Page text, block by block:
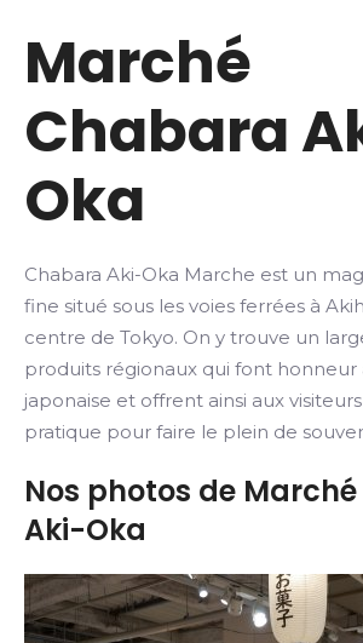
Marché
Chabara
Oka
Chabara Aki-Oka Marche est un
fine situé sous les voies ferrées à
centre de Tokyo. On y trouve un
produits régionaux qui font honneur
japonaise et offrent ainsi aux
pratique pour faire le plein de
Nos photos de
Aki-Oka